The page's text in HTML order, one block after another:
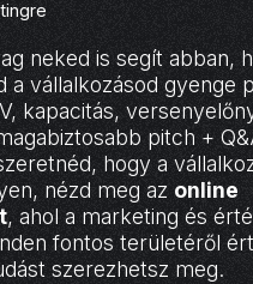
neked is segít abban,
a vállalkozásod gyenge
kapacitás,
pitch +
hogy a
nézd meg az online
, ahol a marketing és
fontos területéről
szerezhetsz meg.